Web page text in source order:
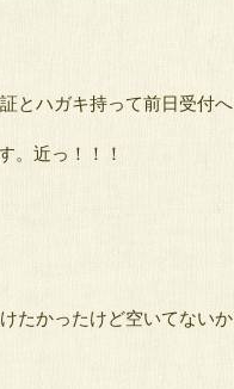
とハガキ持って前日受付へ
。近っ！！！
たかったけど空いてないか